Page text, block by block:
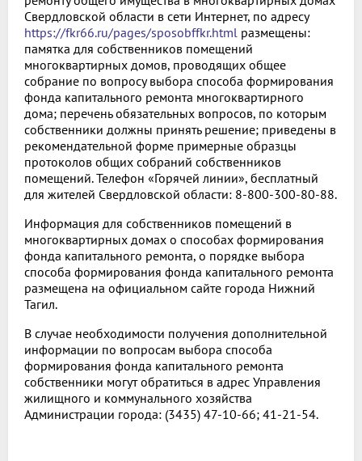
Свердловской области в сети Интернет, по адресу
https://fkr66.ru/pages/sposobffkr.html размещены:
памятка для собственников помещений
многоквартирных домов, проводящих общее
собрание по вопросу выбора способа формирования
фонда капитального ремонта многоквартирного
дома; перечень обязательных вопросов, по которым
собственники должны принять решение; приведены в
рекомендательной форме примерные образцы
протоколов общих собраний собственников
помещений. Телефон «Горячей линии», бесплатный
для жителей Свердловской области: 8-800-300-80-88.
Информация для собственников помещений в
многоквартирных домах о способах формирования
фонда капитального ремонта, о порядке выбора
способа формирования фонда капитального ремонта
размещена на официальном сайте города Нижний
Тагил.
В случае необходимости получения дополнительной
информации по вопросам выбора способа
формирования фонда капитального ремонта
собственники могут обратиться в адрес Управления
жилищного и коммунального хозяйства
Администрации города: (3435) 47-10-66; 41-21-54.